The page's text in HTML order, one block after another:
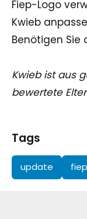
Fiep-Logo
Kwieb
Benötigen Sie
Kwieb ist aus
bewertete
Tags
update fiep